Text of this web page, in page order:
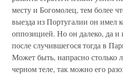
месту и Богомолец, тем более
выезда из Португалии он имел
оппозицией. Но он далеко, да и
после случившегося тогда в
Может быть, напрасно столько
черном теле, так можно его